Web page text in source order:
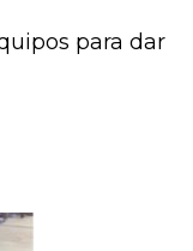
para dar